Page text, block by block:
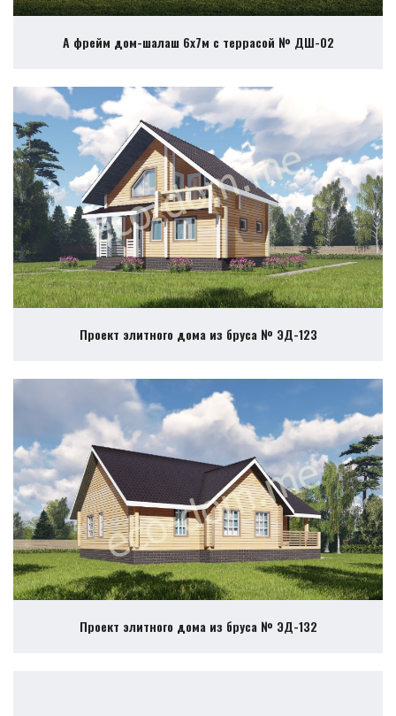
А фрейм дом-шалаш 6х7м с террасой № ДШ-02
Проект элитного дома из бруса № ЭД-123
Проект элитного дома из бруса № ЭД-132